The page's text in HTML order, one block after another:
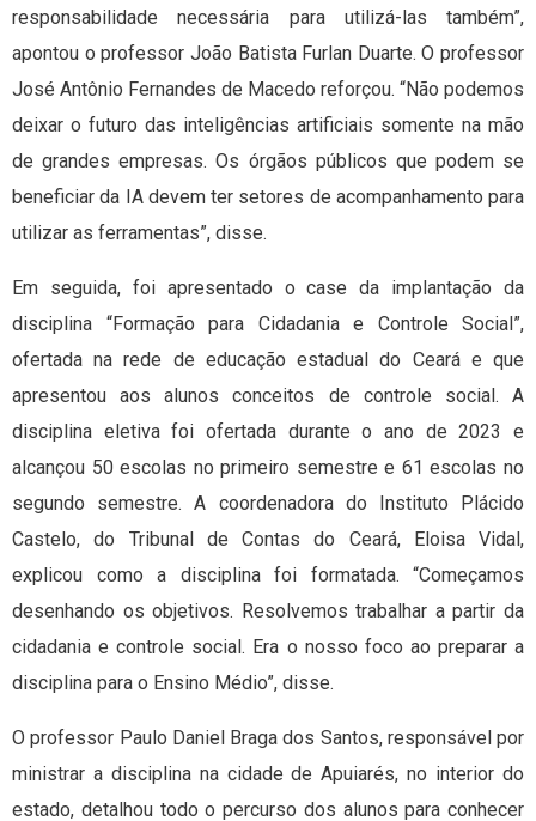
responsabilidade necessária para utilizá-las também”,
apontou o professor João Batista Furlan Duarte. O professor
José Antônio Fernandes de Macedo reforçou. “Não podemos
deixar o futuro das inteligências artificiais somente na mão
de grandes empresas. Os órgãos públicos que podem se
beneficiar da IA devem ter setores de acompanhamento para
utilizar as ferramentas”, disse.
Em seguida, foi apresentado o case da implantação da
disciplina “Formação para Cidadania e Controle Social”,
ofertada na rede de educação estadual do Ceará e que
apresentou aos alunos conceitos de controle social. A
disciplina eletiva foi ofertada durante o ano de 2023 e
alcançou 50 escolas no primeiro semestre e 61 escolas no
segundo semestre. A coordenadora do Instituto Plácido
Castelo, do Tribunal de Contas do Ceará, Eloisa Vidal,
explicou como a disciplina foi formatada. “Começamos
desenhando os objetivos. Resolvemos trabalhar a partir da
cidadania e controle social. Era o nosso foco ao preparar a
disciplina para o Ensino Médio”, disse.
O professor Paulo Daniel Braga dos Santos, responsável por
ministrar a disciplina na cidade de Apuiarés, no interior do
estado, detalhou todo o percurso dos alunos para conhecer